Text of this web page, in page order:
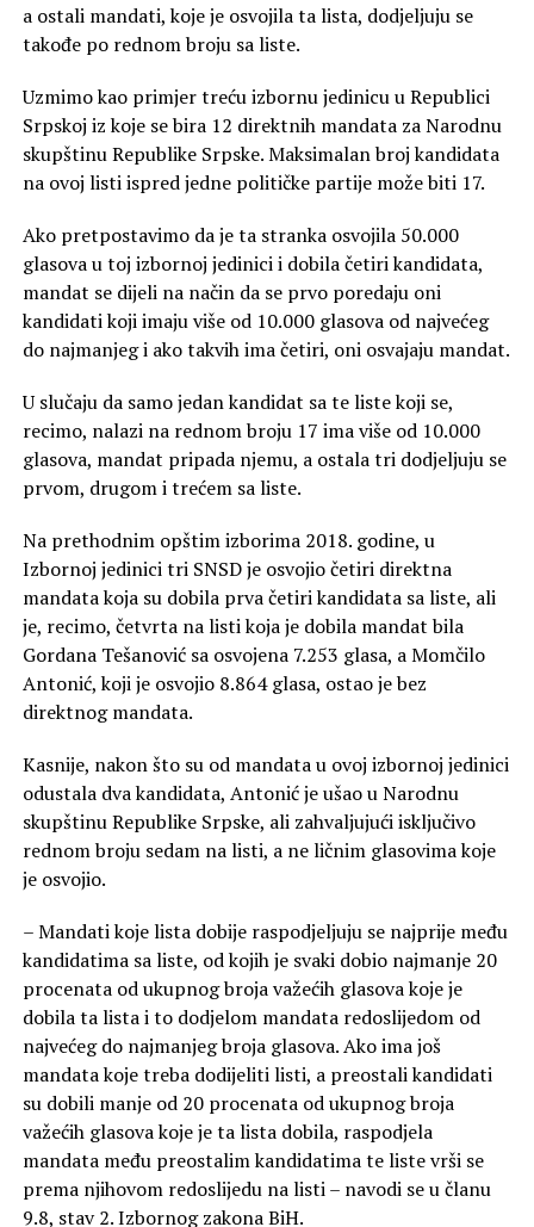
a ostali mandati, koje je osvojila ta lista, dodjeljuju se
takođe po rednom broju sa liste.
Uzmimo kao primjer treću izbornu jedinicu u Republici
Srpskoj iz koje se bira 12 direktnih mandata za Narodnu
skupštinu Republike Srpske. Maksimalan broj kandidata
na ovoj listi ispred jedne političke partije može biti 17.
Ako pretpostavimo da je ta stranka osvojila 50.000
glasova u toj izbornoj jedinici i dobila četiri kandidata,
mandat se dijeli na način da se prvo poredaju oni
kandidati koji imaju više od 10.000 glasova od najvećeg
do najmanjeg i ako takvih ima četiri, oni osvajaju mandat.
U slučaju da samo jedan kandidat sa te liste koji se,
recimo, nalazi na rednom broju 17 ima više od 10.000
glasova, mandat pripada njemu, a ostala tri dodjeljuju se
prvom, drugom i trećem sa liste.
Na prethodnim opštim izborima 2018. godine, u
Izbornoj jedinici tri SNSD je osvojio četiri direktna
mandata koja su dobila prva četiri kandidata sa liste, ali
je, recimo, četvrta na listi koja je dobila mandat bila
Gordana Tešanović sa osvojena 7.253 glasa, a Momčilo
Antonić, koji je osvojio 8.864 glasa, ostao je bez
direktnog mandata.
Kasnije, nakon što su od mandata u ovoj izbornoj jedinici
odustala dva kandidata, Antonić je ušao u Narodnu
skupštinu Republike Srpske, ali zahvaljujući isključivo
rednom broju sedam na listi, a ne ličnim glasovima koje
je osvojio.
– Mandati koje lista dobije raspodjeljuju se najprije među
kandidatima sa liste, od kojih je svaki dobio najmanje 20
procenata od ukupnog broja važećih glasova koje je
dobila ta lista i to dodjelom mandata redoslijedom od
najvećeg do najmanjeg broja glasova. Ako ima još
mandata koje treba dodijeliti listi, a preostali kandidati
su dobili manje od 20 procenata od ukupnog broja
važećih glasova koje je ta lista dobila, raspodjela
mandata među preostalim kandidatima te liste vrši se
prema njihovom redoslijedu na listi – navodi se u članu
9.8, stav 2. Izbornog zakona BiH.